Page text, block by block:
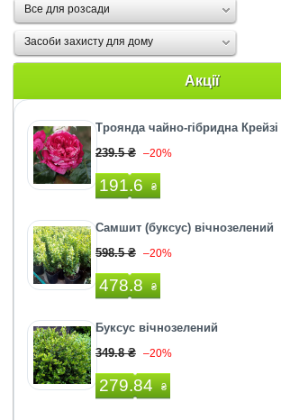
Все для розсади
Засоби захисту для дому
Акції
Троянда чайно-гібридна
239.5 ₴ –20%
191.6 ₴
Самшит (буксус) вічнозелений
598.5 ₴ –20%
478.8 ₴
Буксус вічнозелений
349.8 ₴ –20%
279.84 ₴